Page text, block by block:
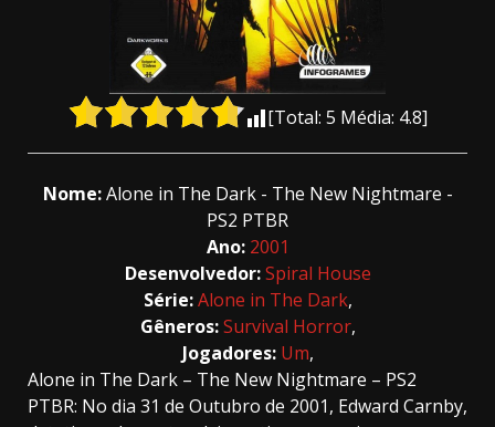
[Total: 5 Média: 4.8]
Nome:Alone in The Dark - The New Nightmare -
PS2 PTBR
Ano: 2001
Desenvolvedor:Spiral House
Série:Alone in The Dark,
Gêneros:Survival Horror,
Jogadores: Um,
Alone in The Dark – The New Nightmare – PS2
PTBR: No dia 31 de Outubro de 2001, Edward Carnby,